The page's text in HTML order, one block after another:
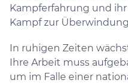
Kampferfahrung und
Kampf zur
In ruhigen Zeiten
Ihre Arbeit muss
um im Falle einer